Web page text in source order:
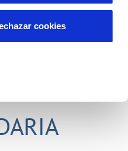
cookies
o posibles